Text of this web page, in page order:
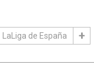
LaLiga de España